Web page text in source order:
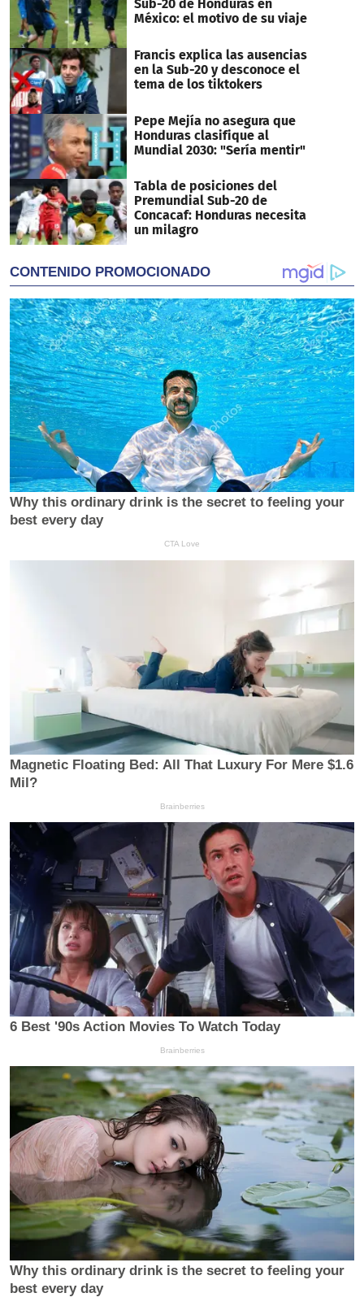
Sub-20 de Honduras en
México: el motivo de su viaje
Francis explica las ausencias
en la Sub-20 y desconoce el
tema de los tiktokers
Pepe Mejía no asegura que
Honduras clasifique al
Mundial 2030: "Sería mentir"
Tabla de posiciones del
Premundial Sub-20 de
Concacaf: Honduras necesita
un milagro